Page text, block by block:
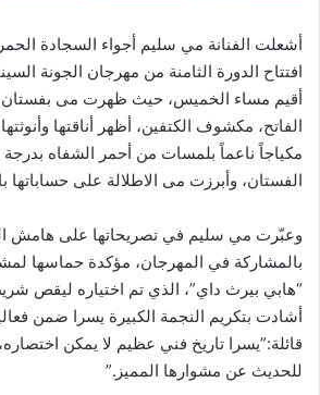
أشعلت الفنانة مي سليم أجواء السجادة
افتتاح الدورة الثامنة من مهرجان الجونة
أقيم مساء الخميس، حيث ظهرت مى بفستان
الفاتح، مكشوف الكتفين، أظهر أناقتها
مكياجاً ناعماً بلمسات من أحمر الشفاه
الفستان، وأبرزت مى الاطلالة على حساباتها
وعبّرت مي سليم في تصريحاتها على هامش
بالمشاركة في المهرجان، مؤكدة حماسها
“هابي بيرث داي”، الذي تم اختياره ليقص
قائلة:”يسرا تاريخ فني عظيم لا يمكن
للحديث عن مشوارها المميز.”